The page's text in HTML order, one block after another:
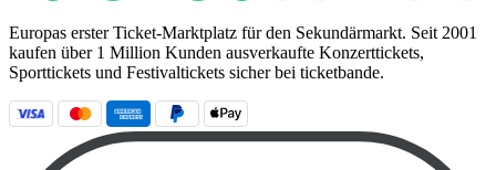
Europas erster Ticket-Marktplatz für den Sekundärmarkt. Seit 2001
kaufen über 1 Million Kunden ausverkaufte Konzerttickets,
Sporttickets und Festivaltickets sicher bei ticketbande.